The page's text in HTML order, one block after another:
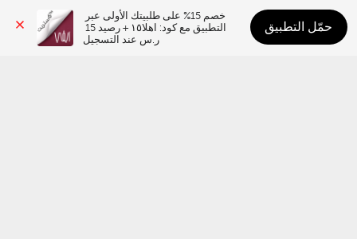
ر.س عند التسجيل
حمّل التطبيق